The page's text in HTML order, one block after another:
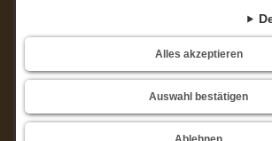
Alles akzeptieren
Auswahl bestätigen